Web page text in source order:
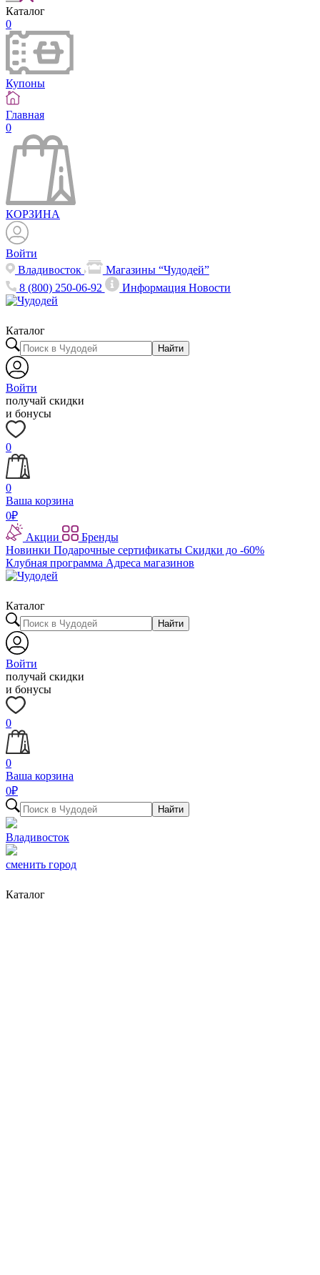
Каталог
0
Купоны
Главная
0
КОРЗИНА
Войти
Владивосток
Магазины “Чудодей”
8 (800) 250-06-92
ИнформацияНовости
Каталог
Найти
Войти
получай скидки
и бонусы
0
0
Ваша корзина
0₽
Акции
Бренды
Новинки Подарочные сертификаты Скидки до -60%
Клубная программа Адреса магазинов
Каталог
Найти
Войти
получай скидки
и бонусы
0
0
Ваша корзина
0₽
Найти
Владивосток
сменить город
Каталог